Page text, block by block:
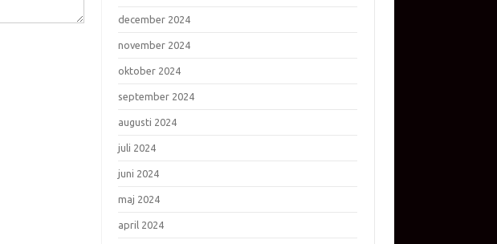
december 2024
november 2024
oktober 2024
september 2024
augusti 2024
juli 2024
juni 2024
maj 2024
april 2024